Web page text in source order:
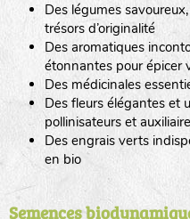
Des légumes
trésors d’originalité
Des aromatiques
étonnantes pour épicer
Des médicinales
Des fleurs élégantes et
pollinisateurs et
Des engrais verts
en bio
Semences
tas de compost
fleurs
animaux
animaux sauvages